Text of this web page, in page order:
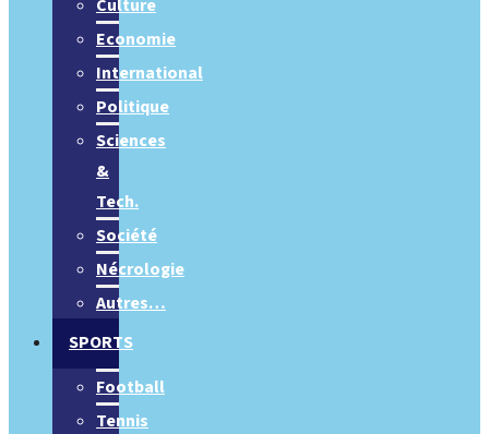
Culture
Economie
International
Politique
Sciences
&
Tech.
Société
Nécrologie
Autres…
SPORTS
Football
Tennis